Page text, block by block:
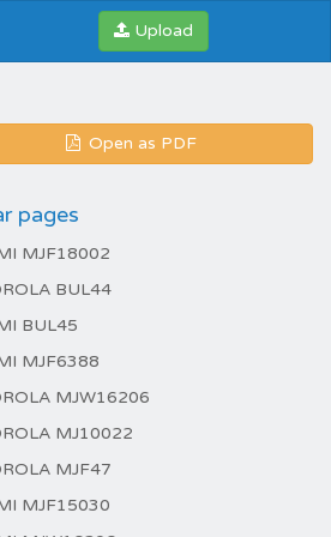
Upload
Open as PDF
pages
MJF18002
BUL44
BUL45
MJF6388
MJW16206
MJ10022
MJF47
MJF15030